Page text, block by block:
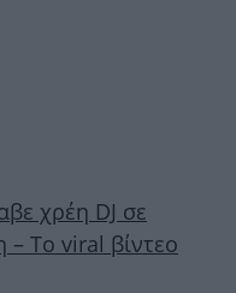
χρέη DJ σε
Το viral βίντεο